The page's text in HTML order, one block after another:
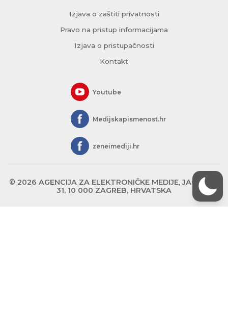
Izjava o zaštiti privatnosti
Pravo na pristup informacijama
Izjava o pristupačnosti
Kontakt
Youtube
Medijskapismenost.hr
zeneimediji.hr
© 2026 AGENCIJA ZA ELEKTRONIČKE MEDIJE, JAGIĆEVA
31, 10 000 ZAGREB, HRVATSKA